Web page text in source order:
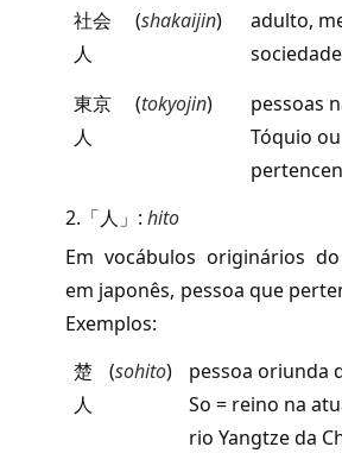
社会
人
(shakaijin)
adulto,
sociedade
東京
人
(tokyojin)
pessoas
Tóquio ou
2.「人」: hito
Em vocábulos originários
em japonês, pessoa que
Exemplos:
楚
人
(sohito)
pessoa oriunda
So = reino na
rio Yangtze da